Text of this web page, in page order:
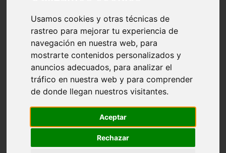
Usamos cookies y otras técnicas de
rastreo para mejorar tu experiencia de
navegación en nuestra web, para
mostrarte contenidos personalizados y
anuncios adecuados, para analizar el
tráfico en nuestra web y para comprender
de donde llegan nuestros visitantes.
Aceptar
Rechazar
protagonistas
reptiles
abandono
adopci n
ferias
snacks
acuario
iberzoo propet
estanques
conejos
navidad